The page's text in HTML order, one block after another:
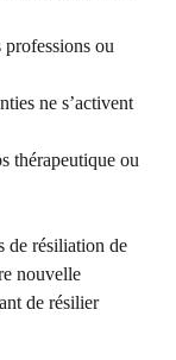
ou
ne s’activent
thérapeutique ou
de résiliation de
nouvelle
de résilier